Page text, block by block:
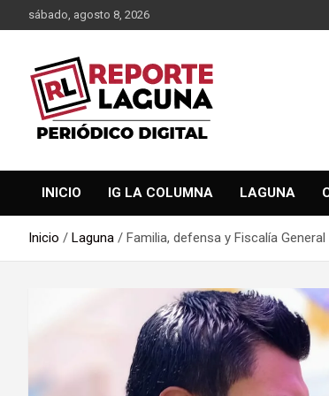
al
sábado, agosto 8, 2026
Reporte Laguna
INICIO IG LA COLUMNA LAGUNA
Inicio Laguna Familia, defensa y Fiscalía